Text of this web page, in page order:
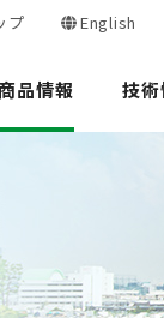
プ English
品情報 技術